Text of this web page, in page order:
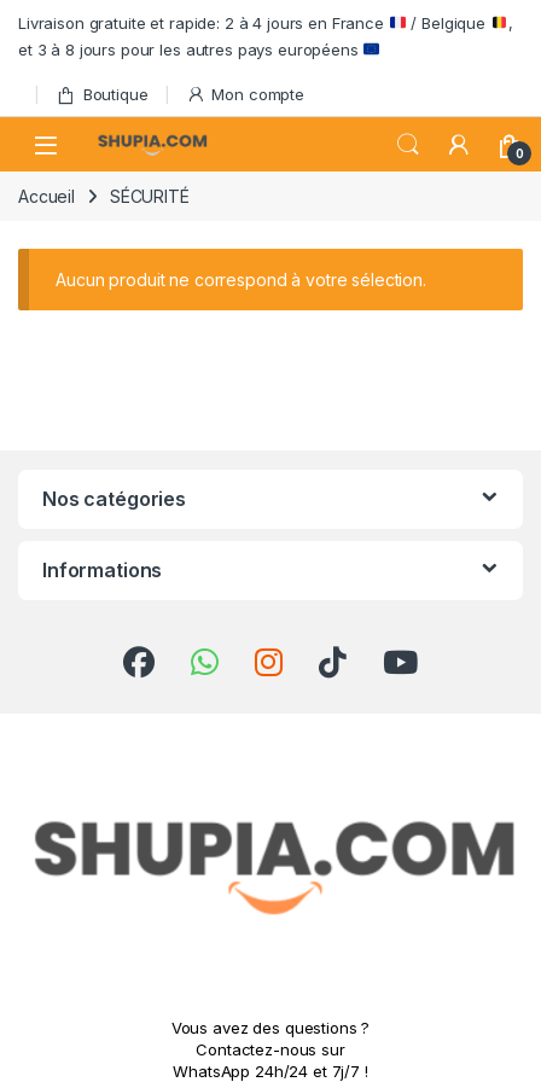
Livraison gratuite et rapide: 2 à 4 jours en France / Belgique
,
et 3 à 8 jours pour les autres pays européens
Boutique Mon compte
Open 0
Accueil SÉCURITÉ
Aucun produit ne correspond à votre sélection.
Nos catégories
Informations
Vous avez des questions ?
Contactez-nous sur
WhatsApp 24h/24 et 7j/7 !